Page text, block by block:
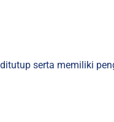
serta memiliki